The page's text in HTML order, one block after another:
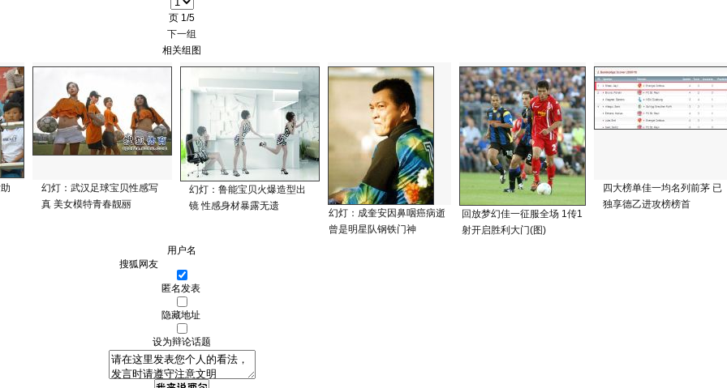
页 1/5
下一组
相关组图
幻灯：武汉足球宝贝性感写
真 美女模特青春靓丽
幻灯：鲁能宝贝火爆造型出
镜 性感身材暴露无遗
幻灯：成奎安因鼻咽癌病逝
曾是明星队钢铁门神
回放梦幻佳一征服全场 1传1
射开启胜利大门(图)
四大榜单佳一均名列前茅 已
独享德乙进攻榜榜首
用户名
匿名发表
隐藏地址
设为辩论话题